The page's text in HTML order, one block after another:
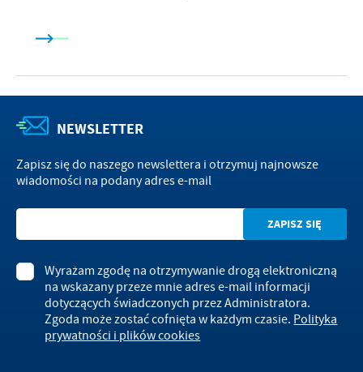
NEWSLETTER
Zapisz się do naszego newslettera i otrzymuj najnowsze
wiadomości na podany adres e-mail
Wyrażam zgodę na otrzymywanie drogą elektroniczną
na wskazany przeze mnie adres e-mail informacji
dotyczących świadczonych przez Administratora.
Zgoda może zostać cofnięta w każdym czasie. Polityka
prywatności i plików cookies